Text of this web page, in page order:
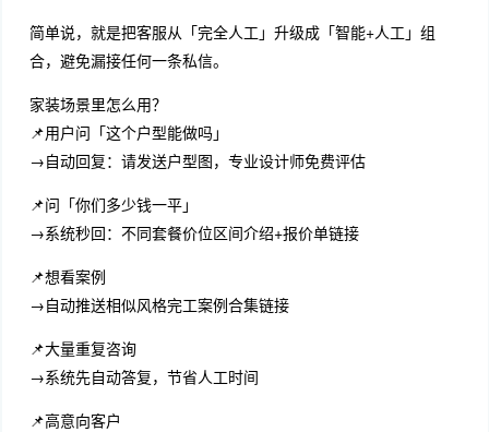
简单说，就是把客服从「完全人工」升级成「智能+人工」组
合，避免漏接任何一条私信。
家装场景里怎么用？
📌用户问「这个户型能做吗」
→自动回复：请发送户型图，专业设计师免费评估
📌问「你们多少钱一平」
→系统秒回：不同套餐价位区间介绍+报价单链接
📌想看案例
→自动推送相似风格完工案例合集链接
📌大量重复咨询
→系统先自动答复，节省人工时间
📌高意向客户